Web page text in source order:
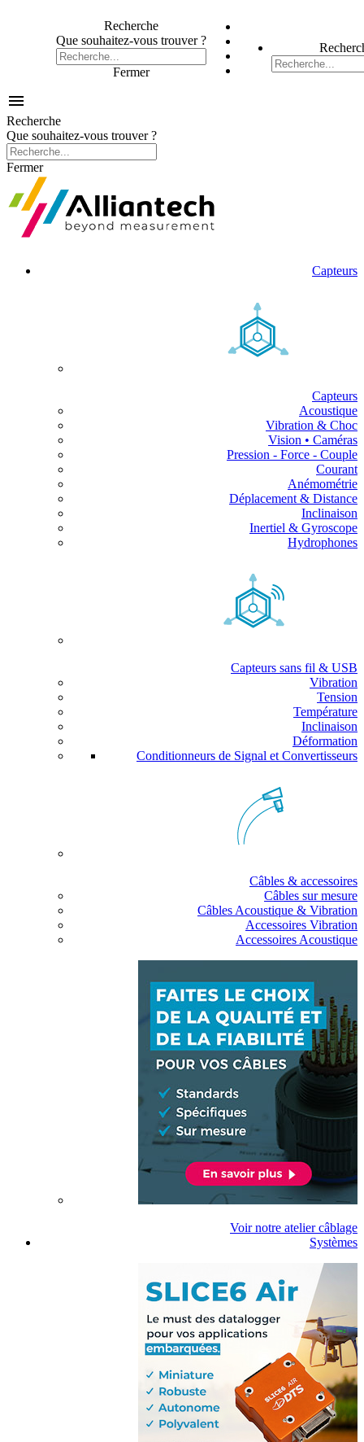
Recherche
Que souhaitez-vous trouver ?
Fermer

Recherche
Que souhaitez-vous trouver ?
Fermer
Capteurs
Capteurs
Acoustique
Vibration & Choc
Vision • Caméras
Pression - Force - Couple
Courant
Anémométrie
Déplacement & Distance
Inclinaison
Inertiel & Gyroscope
Hydrophones
Capteurs sans fil & USB
Vibration
Tension
Température
Inclinaison
Déformation
Conditionneurs de Signal et Convertisseurs
Câbles & accessoires
Câbles sur mesure
Câbles Acoustique & Vibration
Accessoires Vibration
Accessoires Acoustique
Voir notre atelier câblage
Systèmes